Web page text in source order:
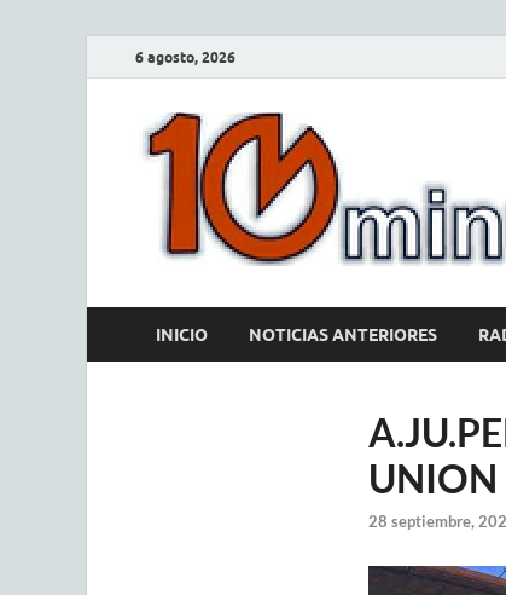
6 agosto, 2026
INICIO NOTICIAS ANTERIORES
UNION
28 septiembre,